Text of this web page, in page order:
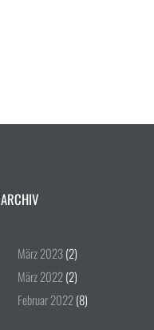
ARCHIV
März2023(2)
März2022(2)
Februar2022(8)